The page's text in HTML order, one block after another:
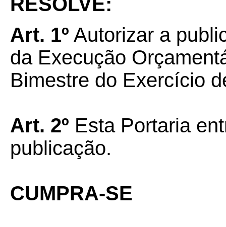
Art. 1º Autorizar a
da Execução
Bimestre do Exercício
Art. 2º Esta Portaria
publicação.
CUMPRA-SE